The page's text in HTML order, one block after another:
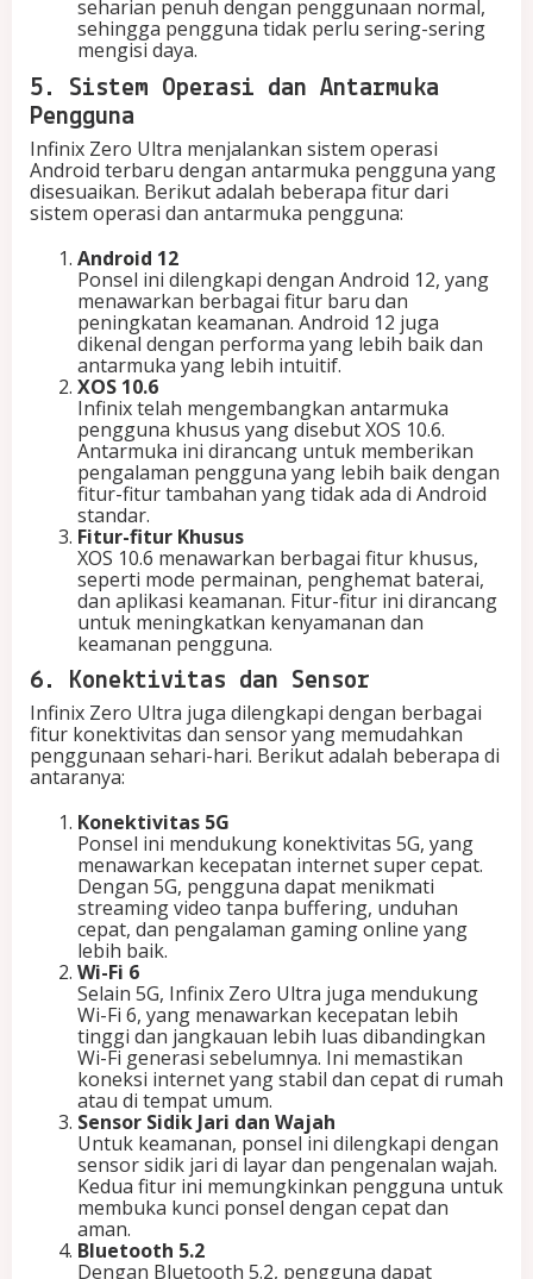
seharian penuh dengan penggunaan normal,
sehingga pengguna tidak perlu sering-sering
mengisi daya.
5. Sistem Operasi dan Antarmuka
Pengguna
Infinix Zero Ultra menjalankan sistem operasi
Android terbaru dengan antarmuka pengguna yang
disesuaikan. Berikut adalah beberapa fitur dari
sistem operasi dan antarmuka pengguna:
Android 12
Ponsel ini dilengkapi dengan Android 12, yang
menawarkan berbagai fitur baru dan
peningkatan keamanan. Android 12 juga
dikenal dengan performa yang lebih baik dan
antarmuka yang lebih intuitif.
XOS 10.6
Infinix telah mengembangkan antarmuka
pengguna khusus yang disebut XOS 10.6.
Antarmuka ini dirancang untuk memberikan
pengalaman pengguna yang lebih baik dengan
fitur-fitur tambahan yang tidak ada di Android
standar.
Fitur-fitur Khusus
XOS 10.6 menawarkan berbagai fitur khusus,
seperti mode permainan, penghemat baterai,
dan aplikasi keamanan. Fitur-fitur ini dirancang
untuk meningkatkan kenyamanan dan
keamanan pengguna.
6. Konektivitas dan Sensor
Infinix Zero Ultra juga dilengkapi dengan berbagai
fitur konektivitas dan sensor yang memudahkan
penggunaan sehari-hari. Berikut adalah beberapa di
antaranya:
Konektivitas 5G
Ponsel ini mendukung konektivitas 5G, yang
menawarkan kecepatan internet super cepat.
Dengan 5G, pengguna dapat menikmati
streaming video tanpa buffering, unduhan
cepat, dan pengalaman gaming online yang
lebih baik.
Wi-Fi 6
Selain 5G, Infinix Zero Ultra juga mendukung
Wi-Fi 6, yang menawarkan kecepatan lebih
tinggi dan jangkauan lebih luas dibandingkan
Wi-Fi generasi sebelumnya. Ini memastikan
koneksi internet yang stabil dan cepat di rumah
atau di tempat umum.
Sensor Sidik Jari dan Wajah
Untuk keamanan, ponsel ini dilengkapi dengan
sensor sidik jari di layar dan pengenalan wajah.
Kedua fitur ini memungkinkan pengguna untuk
membuka kunci ponsel dengan cepat dan
aman.
Bluetooth 5.2
Dengan Bluetooth 5.2, pengguna dapat